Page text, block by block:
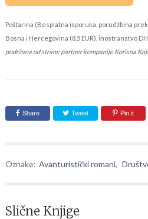
Poštarina (Besplatna isporuka, porudžbina
Bosna i Hercegovina (8,5 EUR), inostranstvo
podržana od strane partner kompanije Korisna
Share Tweet Pin it
Oznake: Avanturistički romani,
Slične Knjige